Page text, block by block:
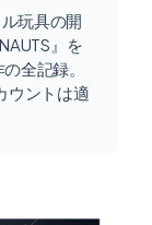
玩具の開
』を
全記録。
ウントは適